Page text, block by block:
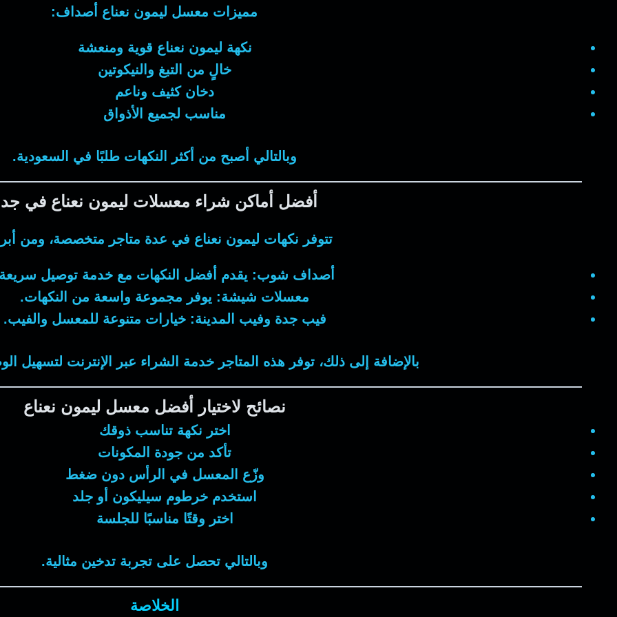
مميزات معسل ليمون نعناع أصداف:
نكهة ليمون نعناع قوية ومنعشة
خالٍ من التبغ والنيكوتين
دخان كثيف وناعم
مناسب لجميع الأذواق
وبالتالي أصبح من أكثر النكهات طلبًا في السعودية.
أفضل أماكن شراء معسلات ليمون نعناع في
تتوفر نكهات ليمون نعناع في عدة متاجر متخصصة، ومن
أصداف شوب: يقدم أفضل النكهات مع خدمة توصيل
معسلات شيشة: يوفر مجموعة واسعة من النكهات.
فيب جدة وفيب المدينة: خيارات متنوعة للمعسل والفيب.
بالإضافة إلى ذلك، توفر هذه المتاجر خدمة الشراء عبر الإنترنت لتسهيل
نصائح لاختيار أفضل معسل ليمون نعناع
اختر نكهة تناسب ذوقك
تأكد من جودة المكونات
وزّع المعسل في الرأس دون ضغط
استخدم خرطوم سيليكون أو جلد
اختر وقتًا مناسبًا للجلسة
وبالتالي تحصل على تجربة تدخين مثالية.
الخلاصة